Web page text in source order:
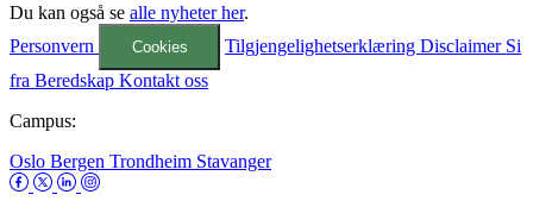
Du kan også se alle nyheter her.
Personvern
Cookies TilgjengelighetserklæringDisclaimer Si
fra Beredskap Kontakt oss
Campus:
Oslo Bergen Trondheim Stavanger